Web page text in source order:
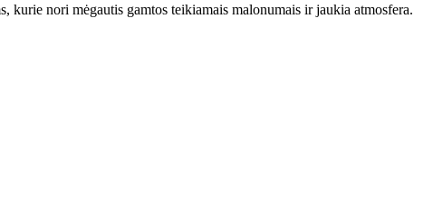
nori mėgautis gamtos teikiamais malonumais ir jaukia atmosfera.